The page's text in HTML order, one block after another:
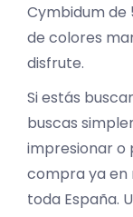
Cymbidum de
de colores
disfrute.
Si estás
buscas
impresionar o
compra ya en
toda España.